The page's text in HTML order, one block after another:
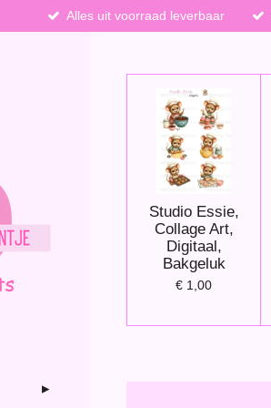
Alles uit voorraad leverbaar
Studio Essie,
Collage Art,
Digitaal,
Bakgeluk
€ 1,00